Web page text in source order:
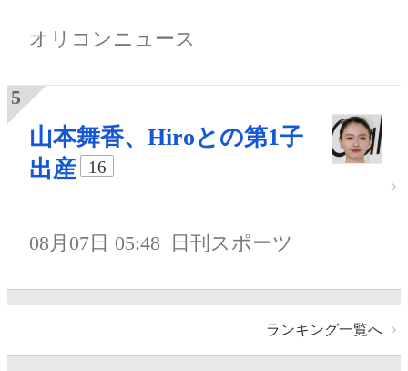
オリコンニュース
山本舞香、Hiroとの第1子
出産
16
08月07日 05:48 日刊スポーツ
ランキング一覧へ